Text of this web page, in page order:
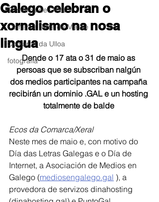
Comarca de Deza
Comarca Terra de Melide
Comarca da Ulloa
fotografía
Galego celebran o
xornalismo na nosa
lingua
Dende o 17 ata o 31 de maio as
persoas que se subscriban nalgún
dos medios participantes na campaña
recibirán un dominio .GAL e un hosting
totalmente de balde
Ecos da Comarca/Xeral
Neste mes de maio e, con motivo do
Día das Letras Galegas e o Día de
Internet, a Asociación de Medios en
Galego (mediosengalego.gal ), a
provedora de servizos dinahosting